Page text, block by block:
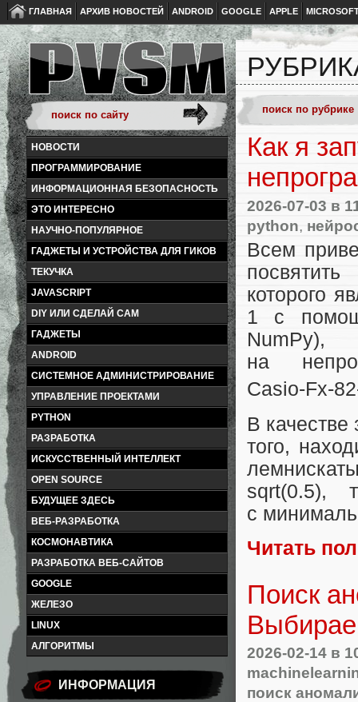
ГЛАВНАЯ АРХИВ НОВОСТЕЙ ANDROID GOOGLE APPLE
НОВОСТИ
ПРОГРАММИРОВАНИЕ
ИНФОРМАЦИОННАЯ БЕЗОПАСНОСТЬ
ЭТО ИНТЕРЕСНО
НАУЧНО-ПОПУЛЯРНОЕ
ГАДЖЕТЫ И УСТРОЙСТВА ДЛЯ ГИКОВ
ТЕКУЧКА
JAVASCRIPT
DIY ИЛИ СДЕЛАЙ САМ
ГАДЖЕТЫ
ANDROID
СИСТЕМНОЕ АДМИНИСТРИРОВАНИЕ
УПРАВЛЕНИЕ ПРОЕКТАМИ
PYTHON
РАЗРАБОТКА
ИСКУССТВЕННЫЙ ИНТЕЛЛЕКТ
OPEN SOURCE
БУДУЩЕЕ ЗДЕСЬ
ВЕБ-РАЗРАБОТКА
КОСМОНАВТИКА
РАЗРАБОТКА ВЕБ-САЙТОВ
GOOGLE
ЖЕЛЕЗО
LINUX
АЛГОРИТМЫ
ИНФОРМАЦИЯ
Как я
2026-07-03 в
python,
Всем
которого
1 с
на
Casio‑Fx-
В
того,
sqrt(0.5),
с
Читать
Поиск
2026-02-14 в
поиск